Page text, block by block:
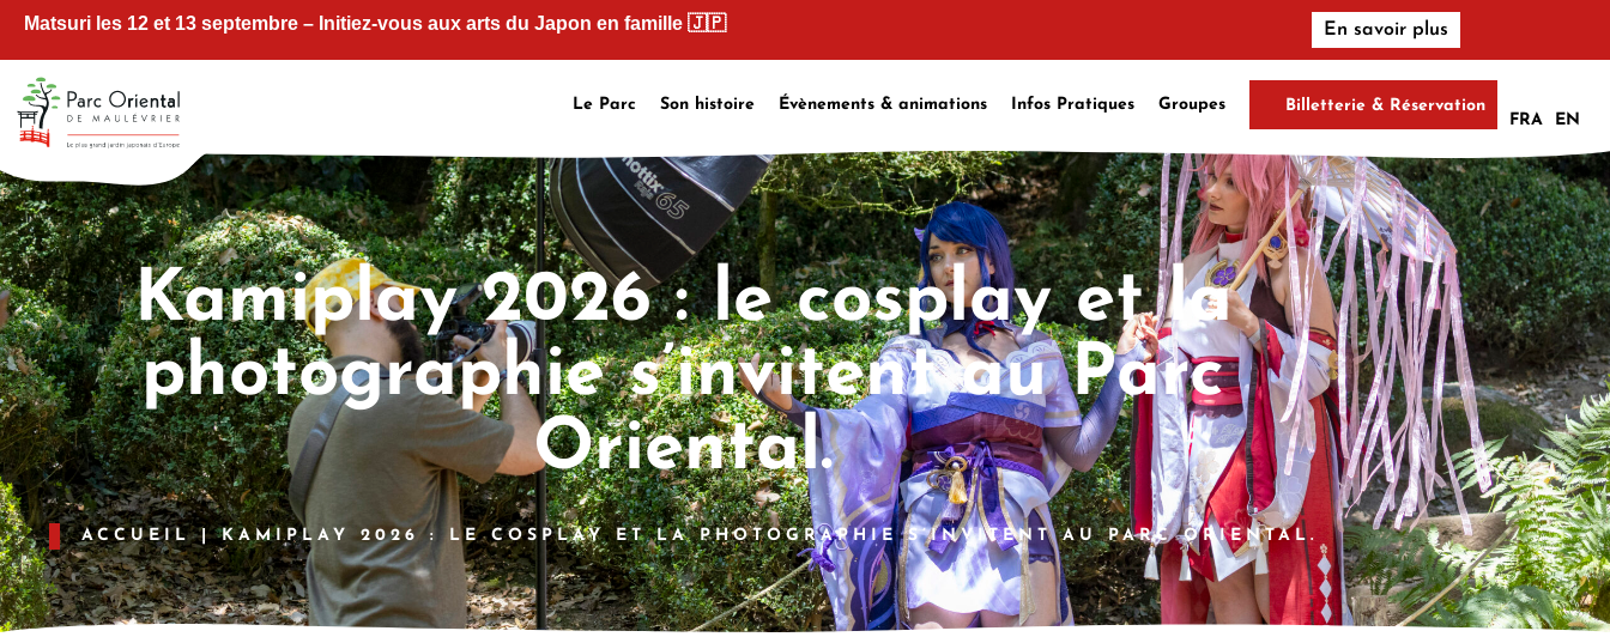
Matsuri les 12 et 13 septembre – Initiez-vous aux arts du Japon en famille 🇯🇵 En savoir plus
Le Parc Son histoire Évènements & animations Infos Pratiques Groupes
Billetterie & Réservation
FRA
EN
Kamiplay 2026 : le cosplay et la
photographie s’invitent au Parc
Oriental.
ACCUEIL|KAMIPLAY 2026 : LE COSPLAY ET LA PHOTOGRAPHIE S’INVITENT AU PARC ORIENTAL.